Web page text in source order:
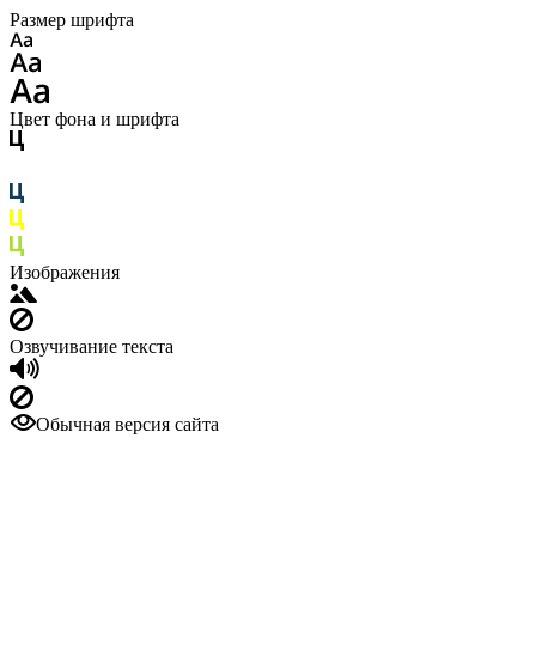
Размер шрифта
Цвет фона и шрифта
Изображения
Озвучивание текста
Обычная версия сайта